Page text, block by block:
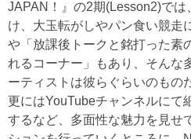
JAPAN！』の2期(Lesson2)で
け、大玉転がしやパン食い競走
や「放課後トークと銘打った素
れるコーナー」もあり、そんな
ーティストは彼らぐらいのもの
更にはYouTubeチャンネルにて
するなど、多面性な魅力を見せ